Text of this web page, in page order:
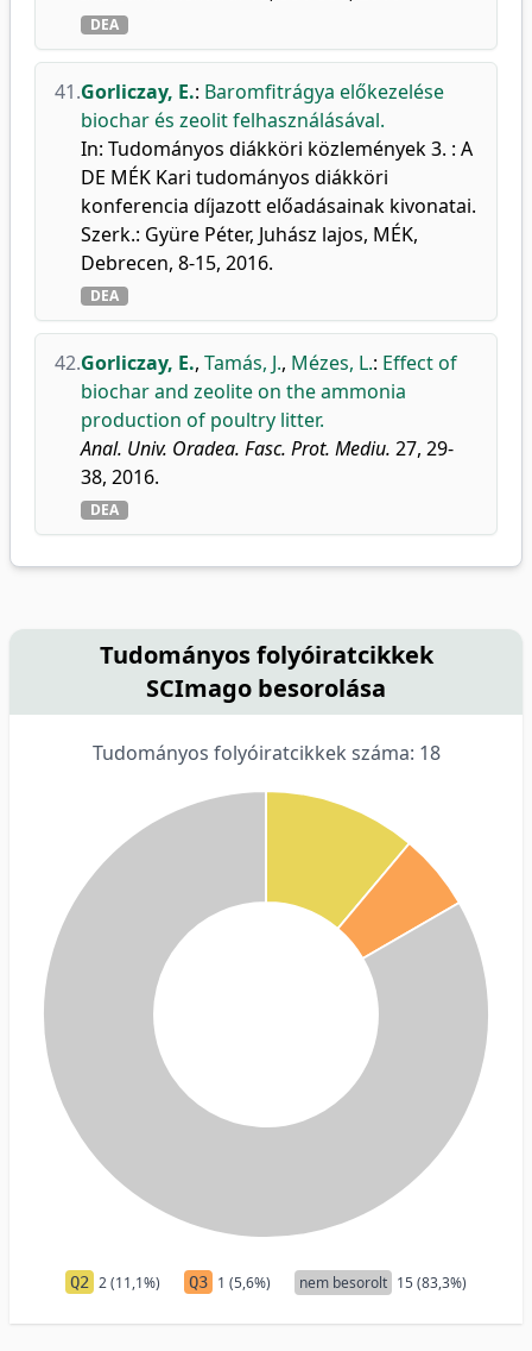
DEA
41.Gorliczay, E.: Baromfitrágya előkezelése
biochar és zeolit felhasználásával.
In: Tudományos diákköri közlemények 3. : A
DE MÉK Kari tudományos diákköri
konferencia díjazott előadásainak kivonatai.
Szerk.: Gyüre Péter, Juhász lajos, MÉK,
Debrecen, 8-15, 2016.
DEA
42.Gorliczay, E., Tamás, J., Mézes, L.: Effect of
biochar and zeolite on the ammonia
production of poultry litter.
Anal. Univ. Oradea. Fasc. Prot. Mediu. 27, 29-
38, 2016.
DEA
Tudományos folyóiratcikkek
SCImago besorolása
Tudományos folyóiratcikkek száma: 18
Q2 2 (11,1%) Q3 1 (5,6%) nem besorolt 15 (83,3%)